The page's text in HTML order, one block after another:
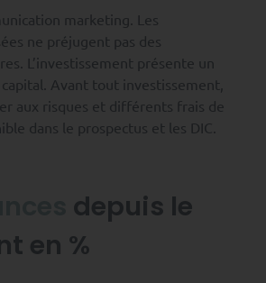
marketing. Les
ne préjugent pas des
L’investissement présente un
Avant tout investissement,
aux risques et différents frais de
dans le prospectus et les DIC.
depuis le
en %